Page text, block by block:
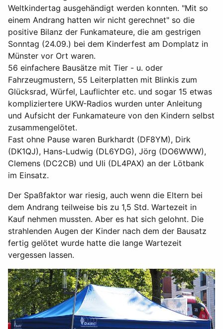
Weltkindertag ausgehändigt werden konnten. "Mit so
einem Andrang hatten wir nicht gerechnet" so die
positive Bilanz der Funkamateure, die am gestrigen
Sonntag (24.09.) bei dem Kinderfest am Domplatz in
Münster vor Ort waren.
56 einfachere Bausätze mit Tier - u. oder
Fahrzeugmustern, 55 Leiterplatten mit Blinkis zum
Glücksrad, Würfel, Lauflichter etc. und sogar 15 etwas
kompliziertere UKW-Radios wurden unter Anleitung
und Aufsicht der Funkamateure von den Kindern selbst
zusammengelötet.
Fast ohne Pause waren Burkhardt (DF8YM), Dirk
(DK1QJ), Hans-Ludwig (DL6YDG), Jörg (DO6WWW),
Clemens (DC2CB) und Uli (DL4PAX) an der Lötbank
im Einsatz.
Der Spaßfaktor war riesig, auch wenn die Eltern bei
dem Andrang teilweise bis zu 1,5 Std. Wartezeit in
Kauf nehmen mussten. Aber es hat sich gelohnt. Die
strahlenden Augen der Kinder nach dem der Bausatz
fertig gelötet wurde hatte die lange Wartezeit
vergessen lassen.